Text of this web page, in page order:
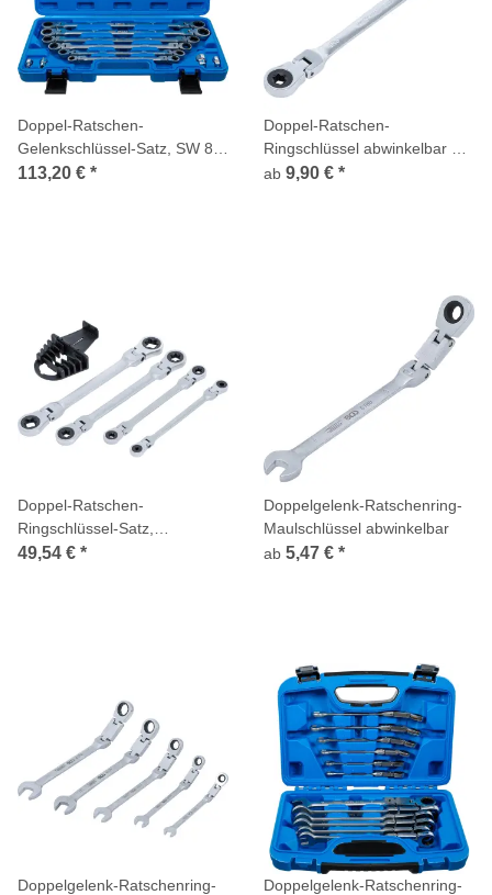
Doppel-Ratschen-
Gelenkschlüssel-Satz, SW 8 -
19 mm, 10-tlg.
113,20 € *
Doppel-Ratschen-
Ringschlüssel abwinkelbar mit
E-Profil Ringköpfen
ab 9,90 € *
Doppel-Ratschen-
Ringschlüssel-Satz,
abwinkelbar, mit E-Profil
49,54 € *
Doppelgelenk-Ratschenring-
Maulschlüssel abwinkelbar
ab 5,47 € *
Doppelgelenk-Ratschenring-
Doppelgelenk-Ratschenring-